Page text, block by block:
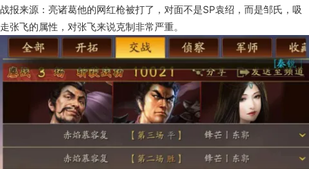
战报来源：亮诸葛他的网红枪被打了，对面不是SP袁绍，而是邹氏，吸
走张飞的属性，对张飞来说克制非常严重。